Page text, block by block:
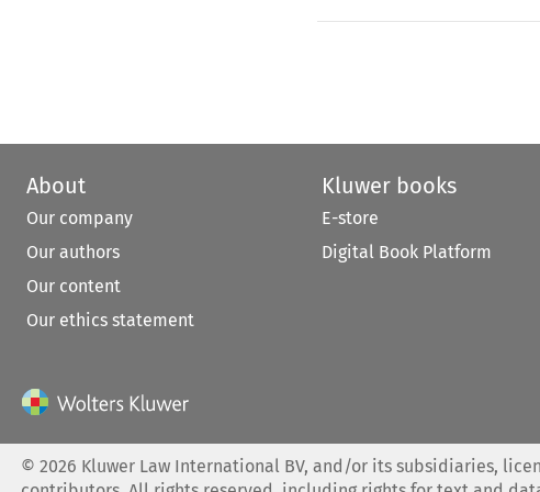
About
Our company
Our authors
Our content
Our ethics statement
Kluwer books
E-store
Digital Book Platform
©2026 Kluwer Law International BV, and/or its subsidiaries,